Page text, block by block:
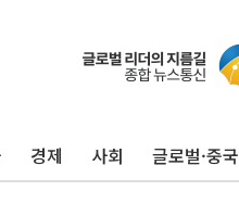
경제 사회 글로벌·중국